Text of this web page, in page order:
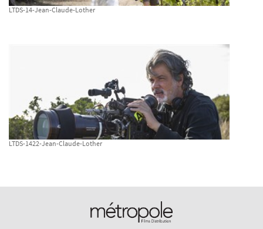
LTDS-14-Jean-Claude-Lother
LTDS-1422-Jean-Claude-Lother